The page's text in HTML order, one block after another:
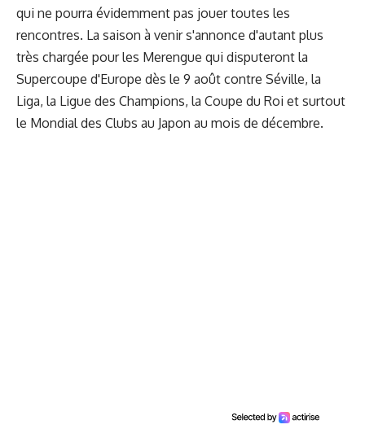
qui ne pourra évidemment pas jouer toutes les
rencontres. La saison à venir s'annonce d'autant plus
très chargée pour les Merengue qui disputeront la
Supercoupe d'Europe dès le 9 août contre Séville, la
Liga, la Ligue des Champions, la Coupe du Roi et surtout
le Mondial des Clubs au Japon au mois de décembre.